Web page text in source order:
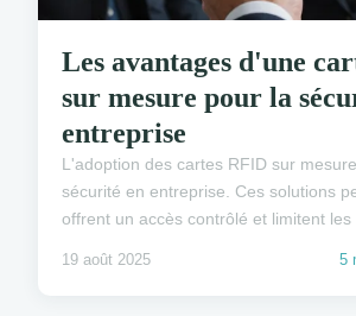
Les avantages d'une
sur mesure pour la
entreprise
L'adoption des cartes RFID sur
sécurité en entreprise. Ces solutions
offrent un accès contrôlé et limitent les
19 août 2025 5